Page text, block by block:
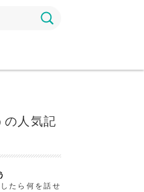
の人気記
たら何を話せ